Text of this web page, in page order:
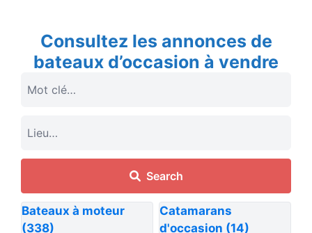
Consultez les annonces de
bateaux d’occasion à vendre
Search
Bateaux à moteur
(338)
Catamarans
d'occasion (14)